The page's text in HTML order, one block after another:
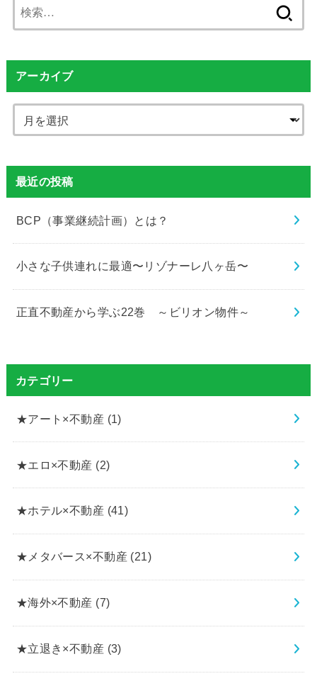
索:
アーカイブ
最近の投稿
BCP（事業継続計画）とは？
小さな子供連れに最適〜リゾナーレ八ヶ岳〜
正直不動産から学ぶ22巻 ～ビリオン物件～
カテゴリー
★アート×不動産 (1)
★エロ×不動産 (2)
★ホテル×不動産 (41)
★メタバース×不動産 (21)
★海外×不動産 (7)
★立退き×不動産 (3)